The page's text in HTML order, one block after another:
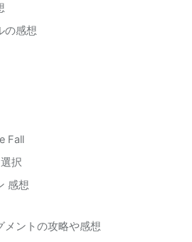
の感想
Fall
択
感想
メントの攻略や感想